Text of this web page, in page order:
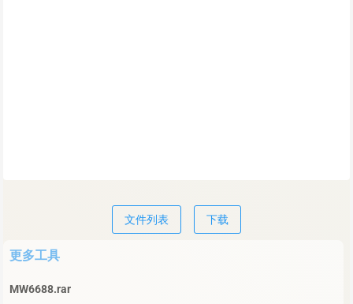
文件列表 下载
更多工具
MW6688.rar